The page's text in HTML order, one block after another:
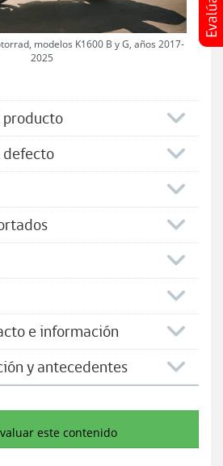
modelos K1600 B y G, años 2017-
2025
producto
defecto
e información
y antecedentes
este contenido